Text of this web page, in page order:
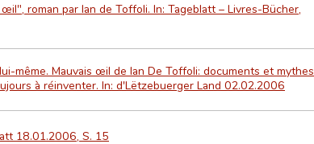
roman par Ian de Toffoli. In: Tageblatt – Livres-Bücher,
même. Mauvais œil de Ian De Toffoli: documents et mythes
à réinventer. In: d'Lëtzebuerger Land 02.02.2006
18.01.2006, S. 15